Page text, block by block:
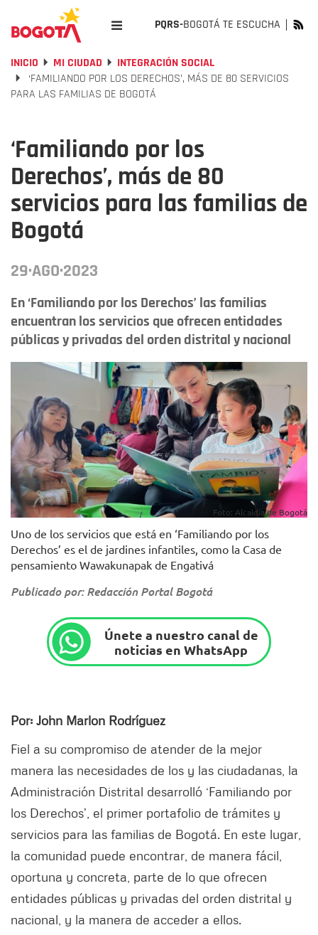
PQRS-BOGOTÁ TE ESCUCHA
INICIO MI CIUDAD
INTEGRACIÓN SOCIAL
‘FAMILIANDO POR LOS DERECHOS’, MÁS DE 80 SERVICIOS
PARA LAS FAMILIAS DE BOGOTÁ
‘Familiando por los
Derechos’, más de 80
servicios para las familias de
Bogotá
29·AGO·2023
En ‘Familiando por los Derechos’ las familias
encuentran los servicios que ofrecen entidades
públicas y privadas del orden distrital y nacional
Foto: Alcaldía de Bogotá
Uno de los servicios que está en ‘Familiando por los
Derechos’ es el de jardines infantiles, como la Casa de
pensamiento Wawakunapak de Engativá
Publicado por: Redacción Portal Bogotá
Únete a nuestro canal de
noticias en WhatsApp
Por: John Marlon Rodríguez
Fiel a su compromiso de atender de la mejor
manera las necesidades de los y las ciudadanas, la
Administración Distrital desarrolló ‘Familiando por
los Derechos’, el primer portafolio de trámites y
servicios para las familias de Bogotá. En este lugar,
la comunidad puede encontrar, de manera fácil,
oportuna y concreta, parte de lo que ofrecen
entidades públicas y privadas del orden distrital y
nacional, y la manera de acceder a ellos.